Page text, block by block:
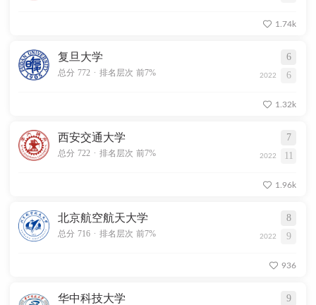
1.74k
复旦大学 6
总分 772 . 排名层次 前7% 2022 6
1.32k
西安交通大学 7
总分 722 . 排名层次 前7% 2022 11
1.96k
北京航空航天大学 8
总分 716 . 排名层次 前7% 2022 9
936
华中科技大学 9